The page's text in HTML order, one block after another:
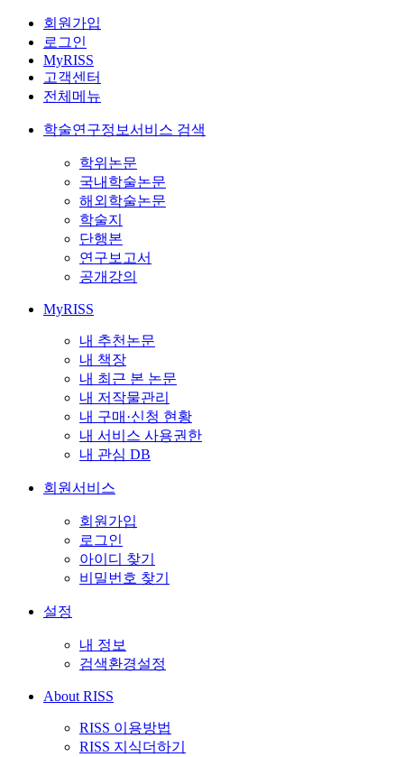
회원가입
로그인
MyRISS
고객센터
전체메뉴
학술연구정보서비스 검색
학위논문
국내학술논문
해외학술논문
학술지
단행본
연구보고서
공개강의
MyRISS
내 추천논문
내 책장
내 최근 본 논문
내 저작물관리
내 구매·신청 현황
내 서비스 사용권한
내 관심 DB
회원서비스
회원가입
로그인
아이디 찾기
비밀번호 찾기
설정
내 정보
검색환경설정
About RISS
RISS 이용방법
RISS 지식더하기